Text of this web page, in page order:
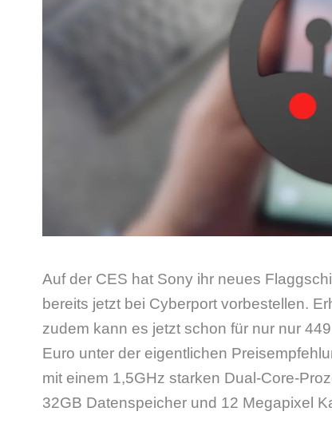
Auf der CES hat Sony ihr neues
bereits jetzt bei Cyberport vorbestellen.
zudem kann es jetzt schon für nur nur
Euro unter der eigentlichen
mit einem 1,5GHz starken Dual-Core-
32GB Datenspeicher und 12 Megapixel